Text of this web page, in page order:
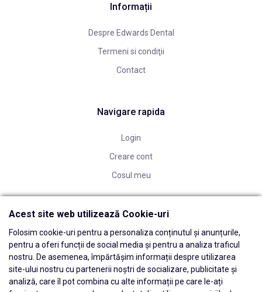
Informații
Despre Edwards Dental
Termeni si condiţii
Contact
Navigare rapida
Login
Creare cont
Cosul meu
Acest site web utilizează Cookie-uri
Folosim cookie-uri pentru a personaliza conținutul și anunțurile,
pentru a oferi funcții de social media și pentru a analiza traficul
nostru. De asemenea, împărtășim informații despre utilizarea
site-ului nostru cu partenerii noștri de socializare, publicitate și
analiză, care îl pot combina cu alte informații pe care le-ați